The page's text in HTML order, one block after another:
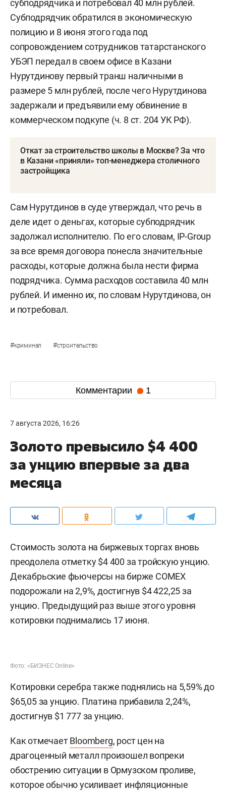
субподрядчика и потребовал 40 млн рублей.
Субподрядчик обратился в экономическую
полицию и 8 июня этого года под
сопровождением сотрудников татарстанского
УБЭП передал в своем офисе в Казани
Нурутдинову первый транш наличными в
размере 5 млн рублей, после чего Нурутдинова
задержали и предъявили ему обвинение в
коммерческом подкупе (ч. 8 ст. 204 УК РФ).
Откат за строительство школы в Москве? За что
в Казани «приняли» топ-менеджера столичного
застройщика
Сам Нурутдинов в суде утверждал, что речь в
деле идет о деньгах, которые субподрядчик
задолжал исполнителю. По его словам, IP-Group
за все время договора понесла значительные
расходы, которые должна была нести фирма
подрядчика. Сумма расходов составила 40 млн
рублей. И именно их, по словам Нурутдинова, он
и потребовал.
#криминал #строительство
Комментарии 1
7 августа 2026, 16:26
Золото превысило $4 400
за унцию впервые за два
месяца
Стоимость золота на биржевых торгах вновь
преодолела отметку $4 400 за тройскую унцию.
Декабрьские фьючерсы на бирже COMEX
подорожали на 2,9%, достигнув $4 422,25 за
унцию. Предыдущий раз выше этого уровня
котировки поднимались 17 июня.
Фото: «БИЗНЕС Online»
Котировки серебра также поднялись на 5,59% до
$65,05 за унцию. Платина прибавила 2,24%,
достигнув $1 777 за унцию.
Как отмечаетBloomberg, рост цен на
драгоценный металл произошел вопреки
обострению ситуации в Ормузском проливе,
которое обычно усиливает инфляционные